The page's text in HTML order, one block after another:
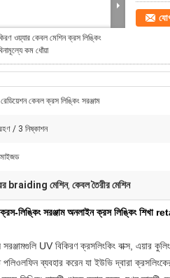
ওয়্যার কেবল মেশিন ক্রস লিঙ্কিং
কম ধোঁয়া
কেবল ক্রস লিঙ্কিং সরঞ্জাম
/ 3 নিষ্কাশন
braiding মেশিন, কেবল তৈরীর মেশিন
লিঙ্কিং সরঞ্জাম অনলাইন ক্রস লিঙ্কিং
UV বিকিরণ ক্রসলিংকিং বাক্স, এয়ার
ব্যবহার করেন যা ইউভি দ্বারা